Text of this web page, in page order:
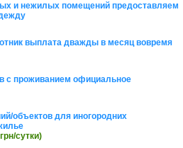
и нежилых помещений предоставляем
выплата дважды в месяц вовремя
с проживанием официальное
объектов для иногородних
сутки)